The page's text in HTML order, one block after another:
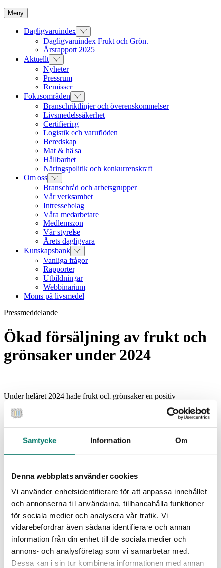
Samtycke Information Om
Denna webbplats använder cookies
Vi använder enhetsidentifierare för att anpassa innehållet
och annonserna till användarna, tillhandahålla funktioner
för sociala medier och analysera vår trafik. Vi
vidarebefordrar även sådana identifierare och annan
information från din enhet till de sociala medier och
annons- och analysföretag som vi samarbetar med.
Dessa kan i sin tur kombinera informationen med annan
Meny
Dagligvaruindex
Dagligvaruindex Frukt och Grönt
Årsrapport 2025
Aktuellt
Nyheter
Pressrum
Remisser
Fokusområden
Branschriktlinjer och överenskommelser
Livsmedelssäkerhet
Certifiering
Logistik och varuflöden
Beredskap
Mat & hälsa
Hållbarhet
Näringspolitik och konkurrenskraft
Om oss
Branschråd och arbetsgrupper
Vår verksamhet
Intressebolag
Våra medarbetare
Medlemszon
Vår styrelse
Årets dagligvara
Kunskapsbank
Vanliga frågor
Rapporter
Utbildningar
Webbinarium
Moms på livsmedel
Pressmeddelande
Ökad försäljning av frukt och
grönsaker under 2024
Under helåret 2024 hade frukt och grönsaker en positiv
volymutveckling på 4,5 procent. Sedan Dagligvaruindex Frukt &
Grönt lanserades 2021 har dock volymminskningen varit ett faktum.
– Under 2024 har försäljningstrenden för frukt och grönsaker
Dock sker denna tillväxt från låga jämförelsetal, och för att
intag på 500 gram frukt och grönsaker per person krävs
Brynell, vd på Svensk Dagligvaruhandel.
Som ett led i arbetet med folkhälsofrågor vill dagligvaruhandeln öka
fokus på försäljningen av frukt och grönsaker. Dagligvaruindex
Frukt & Grönt presenterar volymutvecklingen mätt i vikt av frukt
och grönsaker som säljs inom dagligvaruhandeln i Sverige. Detta för
näringsrekommendationer om 500 gram frukt och grönsaker per
person och dag uppnås.